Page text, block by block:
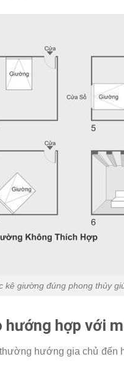
kê giường đúng phong thủy
hợp với
hướng gia chủ đến